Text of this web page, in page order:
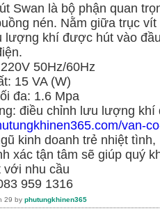
Swan là bộ phận quan
nén. Nằm giữa trục
lượng khí được hút vào
50Hz/60Hz
15 VA (W)
đa: 1.6 Mpa
điều chỉnh lưu lượng khí
van-
kinh doanh trẻ nhiệt
xác tận tâm sẽ giúp quý
với nhu cầu
959 1316
29 by phutungkhinen365